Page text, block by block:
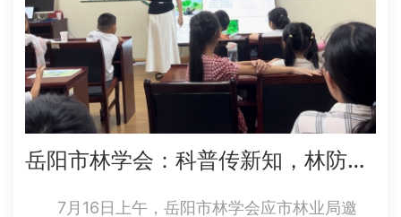
岳阳市林学会：科普传新知，林防御外侵
7月16日上午，岳阳市林学会应市林业局邀